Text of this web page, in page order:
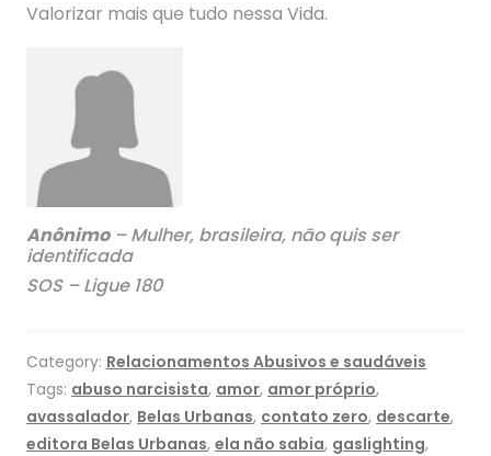
Valorizar mais que tudo nessa Vida.
Anônimo– Mulher, brasileira, não quis ser
identificada
SOS – Ligue 180
Category: Relacionamentos Abusivos e saudáveis
Tags: abuso narcisista, amor, amor próprio,
avassalador, Belas Urbanas, contato zero, descarte,
editora Belas Urbanas, ela não sabia, gaslighting,